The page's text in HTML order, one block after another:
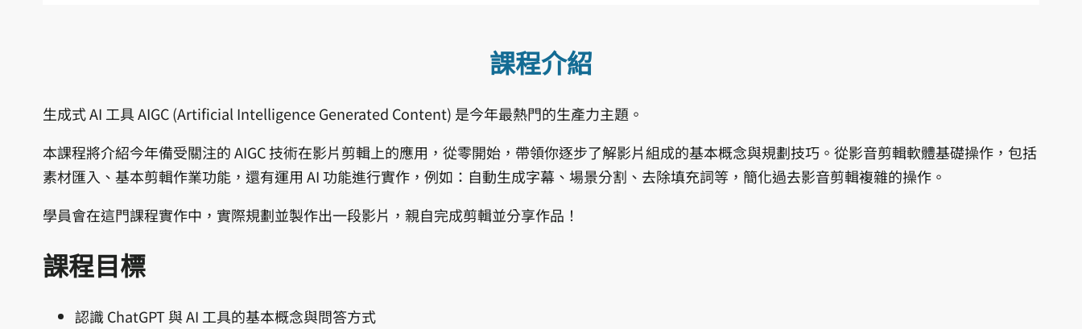
課程介紹
生成式 AI 工具 AIGC (Artificial Intelligence Generated Content) 是今年最熱門的生產力主題。
本課程將介紹今年備受關注的 AIGC 技術在影片剪輯上的應用，從零開始，帶領你逐步了解影片組成的基本概念與規劃技巧。從影音剪輯軟體基礎操作，包括
素材匯入、基本剪輯作業功能，還有運用 AI 功能進行實作，例如：自動生成字幕、場景分割、去除填充詞等，簡化過去影音剪輯複雜的操作。
學員會在這門課程實作中，實際規劃並製作出一段影片，親自完成剪輯並分享作品！
課程目標
認識 ChatGPT 與 AI 工具的基本概念與問答方式